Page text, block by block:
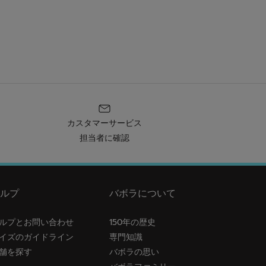
カスタマーサービス
担当者に確認
プ
プとお問い合わせ
ズのガイドライン
を探す
バボラについて
150年の歴史
専門知識
バボラの思い